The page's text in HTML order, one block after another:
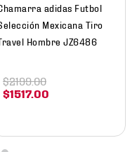
adidas Futbol
Mexicana Tiro
Hombre JZ6486
$1517.00
$2199.00